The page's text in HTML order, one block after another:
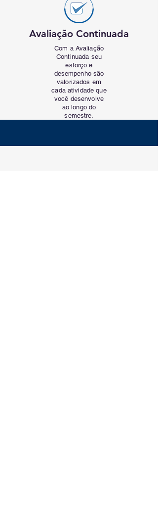
Avaliação Continuada
Com a Avaliação
Continuada seu
esforço e
desempenho são
valorizados em
cada atividade que
você desenvolve
ao longo do
semestre.